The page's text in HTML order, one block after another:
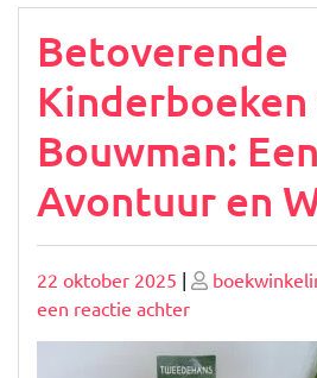
Betoverende
Kinderboeken
Bouwman:
Avontuur en
Geplaatst
op
22 oktober 2025 | Geplaatst
een reactie achterop
Betoverende
Kinderboeken